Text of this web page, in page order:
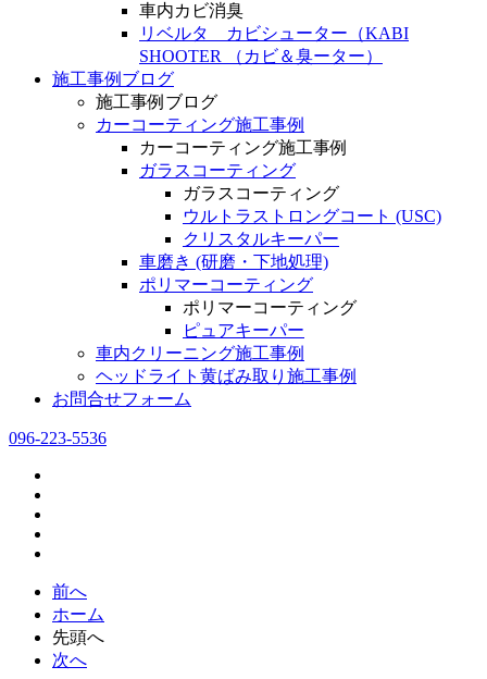
車内カビ消臭
リベルタ カビシューター（KABI
SHOOTER （カビ＆臭ーター）
施工事例ブログ
施工事例ブログ
カーコーティング施工事例
カーコーティング施工事例
ガラスコーティング
ガラスコーティング
ウルトラストロングコート (USC)
クリスタルキーパー
車磨き (研磨・下地処理)
ポリマーコーティング
ポリマーコーティング
ピュアキーパー
車内クリーニング施工事例
ヘッドライト黄ばみ取り施工事例
お問合せフォーム
096-223-5536
前へ
ホーム
先頭へ
次へ